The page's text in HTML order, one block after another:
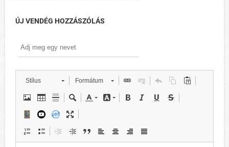
ÚJ VENDÉG HOZZÁSZÓLÁS
Stílus Formátum